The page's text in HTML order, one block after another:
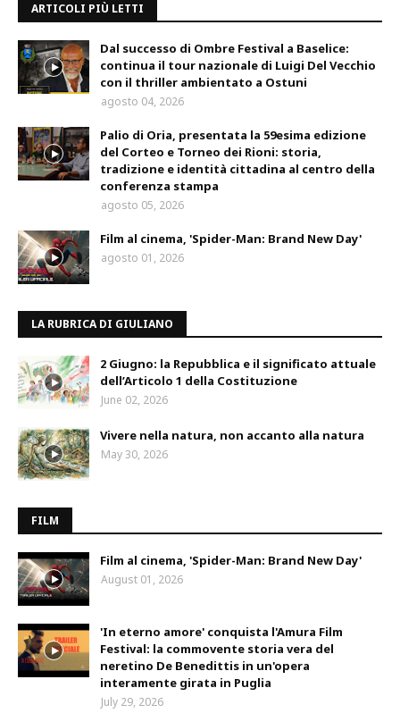
ARTICOLI PIÙ LETTI
Dal successo di Ombre Festival a Baselice:
continua il tour nazionale di Luigi Del Vecchio
con il thriller ambientato a Ostuni
agosto 04, 2026
Palio di Oria, presentata la 59esima edizione
del Corteo e Torneo dei Rioni: storia,
tradizione e identità cittadina al centro della
conferenza stampa
agosto 05, 2026
Film al cinema, 'Spider-Man: Brand New Day'
agosto 01, 2026
LA RUBRICA DI GIULIANO
2 Giugno: la Repubblica e il significato attuale
dell’Articolo 1 della Costituzione
June 02, 2026
Vivere nella natura, non accanto alla natura
May 30, 2026
FILM
Film al cinema, 'Spider-Man: Brand New Day'
August 01, 2026
'In eterno amore' conquista l'Amura Film
Festival: la commovente storia vera del
neretino De Benedittis in un'opera
interamente girata in Puglia
July 29, 2026